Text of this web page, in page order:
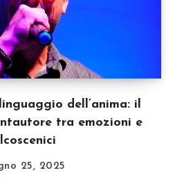
dell’anima: il
tra emozioni e
25, 2025